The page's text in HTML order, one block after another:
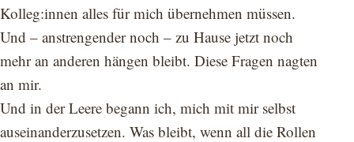
Kolleg:innen alles für mich übernehmen müssen.
Und – anstrengender noch – zu Hause jetzt noch
mehr an anderen hängen bleibt. Diese Fragen nagten
an mir.
Und in der Leere begann ich, mich mit mir selbst
auseinanderzusetzen. Was bleibt, wenn all die Rollen